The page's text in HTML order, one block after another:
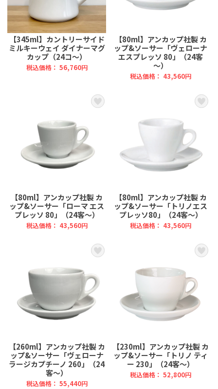
【345ml】カントリーサイド
ミルキーウェイ ダイナーマグ
カップ（24コ～）
税込価格： 56,760円
【80ml】アンカップ社製 カ
ップ&ソーサー「ヴェローナ
エスプレッソ 80」（24客
～）
税込価格： 43,560円
【80ml】アンカップ社製 カ
ップ&ソーサー「ローマ エス
プレッソ 80」（24客～）
税込価格： 43,560円
【80ml】アンカップ社製 カ
ップ&ソーサー「トリノエス
プレッソ80」（24客～）
税込価格： 43,560円
【260ml】アンカップ社製 カ
ップ&ソーサー「ヴェローナ
ラージカプチーノ 260」（24
客～）
税込価格： 55,440円
【230ml】アンカップ社製 カ
ップ&ソーサー「トリノ ティ
ー 230」（24客～）
税込価格： 52,800円